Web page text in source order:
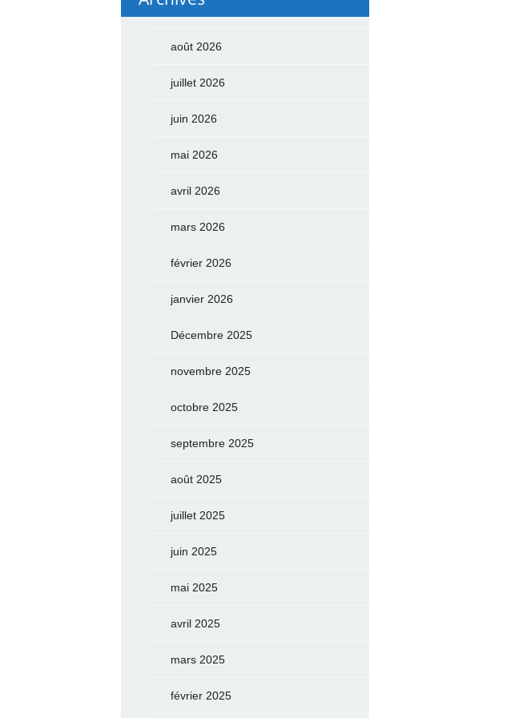
août 2026
juillet 2026
juin 2026
mai 2026
avril 2026
mars 2026
février 2026
janvier 2026
Décembre 2025
novembre 2025
octobre 2025
septembre 2025
août 2025
juillet 2025
juin 2025
mai 2025
avril 2025
mars 2025
février 2025